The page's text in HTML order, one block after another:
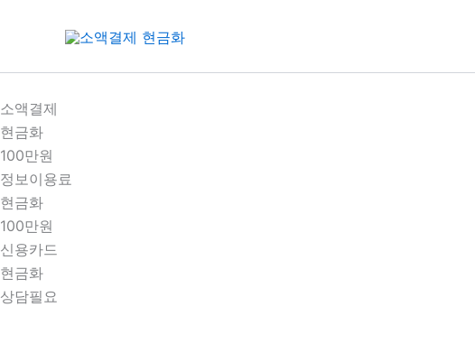
건
너
뛰
기
소액결제
현금화
100만원
정보이용료
현금화
100만원
신용카드
현금화
상담필요